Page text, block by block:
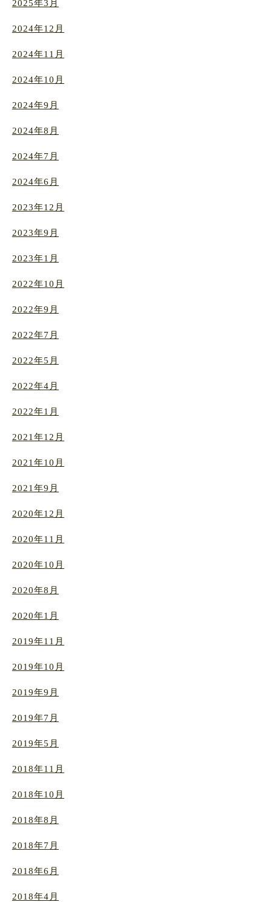
2025年3月
2024年12月
2024年11月
2024年10月
2024年9月
2024年8月
2024年7月
2024年6月
2023年12月
2023年9月
2023年1月
2022年10月
2022年9月
2022年7月
2022年5月
2022年4月
2022年1月
2021年12月
2021年10月
2021年9月
2020年12月
2020年11月
2020年10月
2020年8月
2020年1月
2019年11月
2019年10月
2019年9月
2019年7月
2019年5月
2018年11月
2018年10月
2018年8月
2018年7月
2018年6月
2018年4月